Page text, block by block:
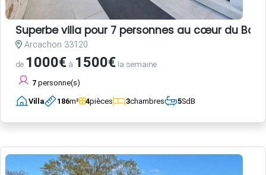
Superbe villa pour 7 personnes au cœur du
Arcachon 33120
de 1000€ à 1500€ la semaine
7 personne(s)
Villa 186m² 4pièces 3chambres 5SdB